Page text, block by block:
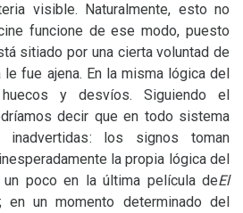
visible. Naturalmente, esto no
funcione de ese modo, puesto
sitiado por una cierta voluntad de
fue ajena. En la misma lógica del
y desvíos. Siguiendo el
decir que en todo sistema
los signos toman
la propia lógica del
un poco en la última película deEl
en un momento determinado del